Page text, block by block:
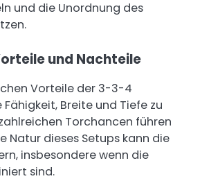
und die Unordnung des
und Nachteile
Vorteile der 3-3-4
Breite und Tiefe zu
Torchancen führen
Natur dieses Setups kann die
insbesondere wenn die
sind.